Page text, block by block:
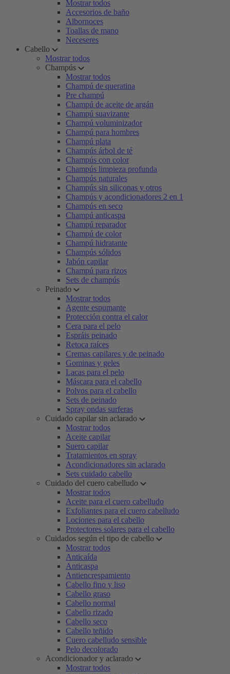
Mostrar todos
Accesorios de baño
Albornoces
Toallas de mano
Neceseres
Cabello
Mostrar todos
Champús
Mostrar todos
Champú de queratina
Pre champú
Champú de aceite de argán
Champú suavizante
Champú voluminizador
Champú para hombres
Champú plata
Champús árbol de té
Champús con color
Champús limpieza profunda
Champús naturales
Champús sin siliconas y otros
Champús y acondicionadores 2 en 1
Champús en seco
Champú anticaspa
Champú reparador
Champú de color
Champú hidratante
Champús sólidos
Jabón capilar
Champú para rizos
Sets de champús
Peinado
Mostrar todos
Agente espumante
Protección contra el calor
Cera para el pelo
Espráis peinado
Retoca raíces
Cremas capilares y de peinado
Gominas y geles
Lacas para el pelo
Máscara para el cabello
Polvos para el cabello
Sets de peinado
Spray ondas surferas
Cuidado capilar sin aclarado
Mostrar todos
Aceite capilar
Suero capilar
Tratamientos en spray
Acondicionadores sin aclarado
Sets cuidado cabello
Cuidado del cuero cabelludo
Mostrar todos
Aceite para el cuero cabelludo
Exfoliantes para el cuero cabelludo
Lociones para el cabello
Protectores solares para el cabello
Cuidados según el tipo de cabello
Mostrar todos
Anticaída
Anticaspa
Antiencrespamiento
Cabello fino y liso
Cabello graso
Cabello normal
Cabello rizado
Cabello seco
Cabello teñido
Cuero cabelludo sensible
Pelo decolorado
Acondicionador y aclarado
Mostrar todos